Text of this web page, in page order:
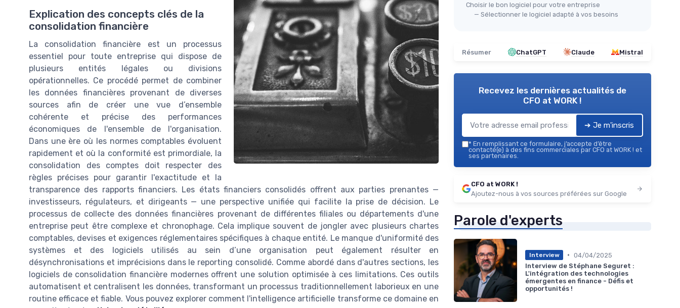
Explication des concepts clés de la
consolidation financière
La consolidation financière est un processus
essentiel pour toute entreprise qui dispose de
plusieurs entités légales ou divisions
opérationnelles. Ce procédé permet de combiner
les données financières provenant de diverses
sources afin de créer une vue d’ensemble
cohérente et précise des performances
économiques de l'ensemble de l'organisation.
Dans une ère où les normes comptables évoluent
rapidement et où la conformité est primordiale, la
consolidation des comptes doit respecter des
règles précises pour garantir l'exactitude et la
transparence des rapports financiers. Les états financiers consolidés offrent aux parties prenantes —
investisseurs, régulateurs, et dirigeants — une perspective unifiée qui facilite la prise de décision. Le
processus de collecte des données financières provenant de différentes filiales ou départements d'une
entreprise peut être complexe et chronophage. Cela implique souvent de jongler avec plusieurs chartes
comptables, devises et exigences réglementaires spécifiques à chaque entité. Le manque d'uniformité des
systèmes et des logiciels utilisés au sein d’une organisation peut également résulter en
désynchronisations et imprécisions dans le reporting consolidé. Comme abordé dans d'autres sections, les
logiciels de consolidation financière modernes offrent une solution optimisée à ces limitations. Ces outils
automatisent et centralisent les données, transformant un processus traditionnellement laborieux en une
routine efficace et fiable. Vous pouvez explorer comment l'intelligence artificielle transforme ce domaine en
Choisir le bon logiciel pour votre entreprise
— Sélectionner le logiciel adapté à vos besoins
Résumer ChatGPT Claude Mistral
Recevez les dernières actualités de
CFO at WORK !
➔ Je m'inscris
* En remplissant ce formulaire, j’accepte d’être
contacté(e) à des fins commerciales par CFO at WORK ! et
ses partenaires.
CFO at WORK !
Ajoutez-nous à vos sources préférées sur Google
Parole d'experts
Interview • 04/04/2025
Interview de Stéphane Seguret :
L'intégration des technologies
émergentes en finance - Défis et
opportunités !